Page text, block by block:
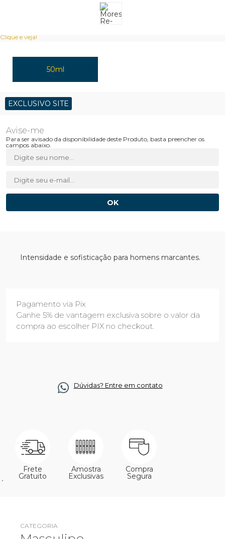
Clique e veja!
50ml
EXCLUSIVO SITE
Para ser avisado da disponibilidade deste Produto, basta preencher os
campos abaixo.
Intensidade e sofisticação para homens marcantes.
Pagamento via Pix
Ganhe 5% de vantagem exclusiva sobre o valor da
compra ao escolher PIX no checkout.
Dúvidas? Entre em contato
Frete
Gratuito
Amostra
Exclusivas
Compra
Segura
´
CATEGORIA